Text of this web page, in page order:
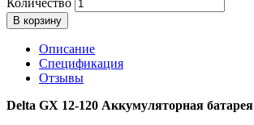
Количество
В корзину
Описание
Спецификация
Отзывы
Delta GX 12-120 Аккумуляторная батарея